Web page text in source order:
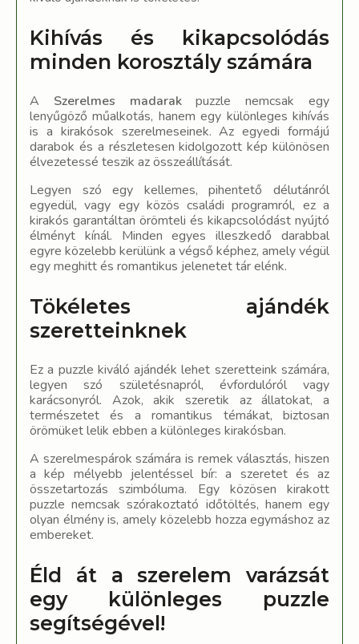
Kihívás és kikapcsolódás
minden korosztály számára
A Szerelmes madarakpuzzle nemcsak egy
lenyűgöző műalkotás, hanem egy különleges kihívás
is a kirakósok szerelmeseinek. Az egyedi formájú
darabok és a részletesen kidolgozott kép különösen
élvezetessé teszik az összeállítását.
Legyen szó egy kellemes, pihentető délutánról
egyedül, vagy egy közös családi programról, ez a
kirakós garantáltan örömteli és kikapcsolódást nyújtó
élményt kínál. Minden egyes illeszkedő darabbal
egyre közelebb kerülünk a végső képhez, amely végül
egy meghitt és romantikus jelenetet tár elénk.
Tökéletes ajándék
szeretteinknek
Ez a puzzle kiváló ajándék lehet szeretteink számára,
legyen szó születésnapról, évfordulóról vagy
karácsonyról. Azok, akik szeretik az állatokat, a
természetet és a romantikus témákat, biztosan
örömüket lelik ebben a különleges kirakósban.
A szerelmespárok számára is remek választás, hiszen
a kép mélyebb jelentéssel bír: a szeretet és az
összetartozás szimbóluma. Egy közösen kirakott
puzzle nemcsak szórakoztató időtöltés, hanem egy
olyan élmény is, amely közelebb hozza egymáshoz az
embereket.
Éld át a szerelem varázsát
egy különleges puzzle
segítségével!